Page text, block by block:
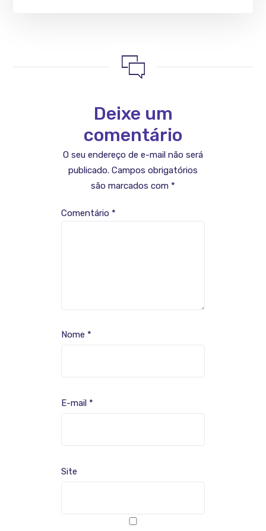
Deixe um
comentário
O seu endereço de e-mail não será
publicado. Campos obrigatórios
são marcados com *
Comentário *
Nome *
E-mail *
Site